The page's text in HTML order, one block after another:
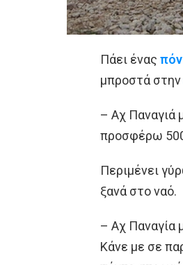
Πάει ένας
μπροστά στην
– Αχ Παναγιά
προσφέρω
Περιμένει
ξανά στο ναό.
– Αχ Παναγία
Κάνε με σε